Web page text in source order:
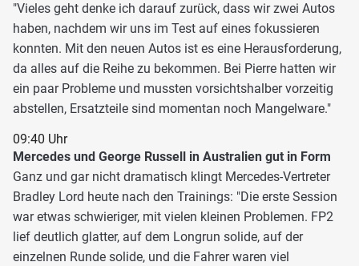
"Vieles geht denke ich darauf zurück, dass wir zwei Autos
haben, nachdem wir uns im Test auf eines fokussieren
konnten. Mit den neuen Autos ist es eine Herausforderung,
da alles auf die Reihe zu bekommen. Bei Pierre hatten wir
ein paar Probleme und mussten vorsichtshalber vorzeitig
abstellen, Ersatzteile sind momentan noch Mangelware."
09:40 Uhr
Mercedes und George Russell in Australien gut in Form
Ganz und gar nicht dramatisch klingt Mercedes-Vertreter
Bradley Lord heute nach den Trainings: "Die erste Session
war etwas schwieriger, mit vielen kleinen Problemen. FP2
lief deutlich glatter, auf dem Longrun solide, auf der
einzelnen Runde solide, und die Fahrer waren viel